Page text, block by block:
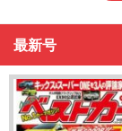
最新号